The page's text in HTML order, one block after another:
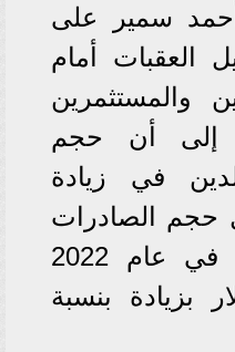
أحمد سمير على
العقبات أمام
والمستثمرين
إلى أن حجم
في زيادة
الصادرات
المصرية للسعودية في عام 2022
دولار بزيادة بنسبة